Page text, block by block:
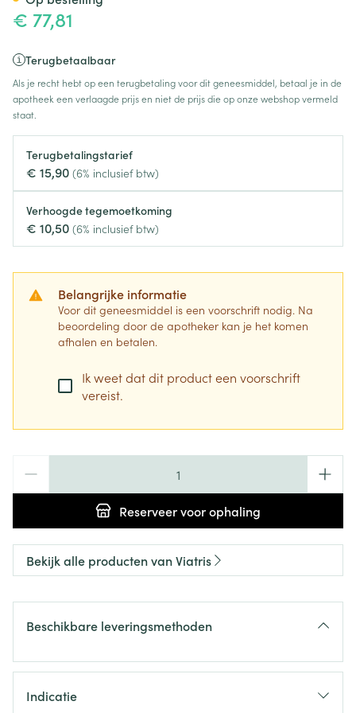
€ 77,81
Terugbetaalbaar
Als je recht hebt op een terugbetaling voor dit geneesmiddel, betaal je in de
apotheek een verlaagde prijs en niet de prijs die op onze webshop vermeld
staat.
Terugbetalingstarief
€ 15,90 (6% inclusief btw)
Verhoogde tegemoetkoming
€ 10,50 (6% inclusief btw)
Belangrijke informatie
Voor dit geneesmiddel is een voorschrift nodig. Na
beoordeling door de apotheker kan je het komen
afhalen en betalen.
Ik weet dat dit product een voorschrift
vereist.
Reserveervoor ophaling
Bekijk alle producten van Viatris
Beschikbare leveringsmethoden
Indicatie